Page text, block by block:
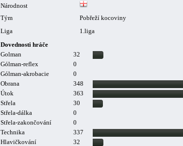
Národnost
Tým
Pobřeží kocoviny
Liga
1.liga
Dovednosti hráče
Golman
32
Gólman-reflex
0
Gólman-akrobacie
0
Obrana
348
Útok
363
Střela
30
Střela-dálka
0
Střela-zakončování
0
Technika
337
Hlavičkování
32